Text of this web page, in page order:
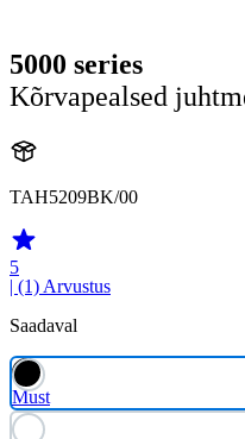
5000 series
Kõrvapealsed
TAH5209BK/00
5
| (1) Arvustus
Saadaval
Must